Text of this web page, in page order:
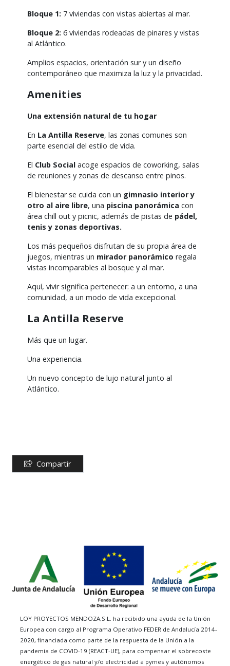
Bloque 1: 7 viviendas con vistas abiertas al mar.
Bloque 2: 6 viviendas rodeadas de pinares y vistas
al Atlántico.
Amplios espacios, orientación sur y un diseño
contemporáneo que maximiza la luz y la privacidad.
Amenities
Una extensión natural de tu hogar
En La Antilla Reserve, las zonas comunes son
parte esencial del estilo de vida.
El Club Social acoge espacios de coworking, salas
de reuniones y zonas de descanso entre pinos.
El bienestar se cuida con un gimnasio interior y
otro al aire libre, una piscina panorámica con
área chill out y picnic, además de pistas de pádel,
tenis y zonas deportivas.
Los más pequeños disfrutan de su propia área de
juegos, mientras un mirador panorámico regala
vistas incomparables al bosque y al mar.
Aquí, vivir significa pertenecer: a un entorno, a una
comunidad, a un modo de vida excepcional.
La Antilla Reserve
Más que un lugar.
Una experiencia.
Un nuevo concepto de lujo natural junto al
Atlántico.
Compartir
LOY PROYECTOS MENDOZA,S.L. ha recibido una ayuda de la Unión
Europea con cargo al Programa Operativo FEDER de Andalucía 2014-
2020, financiada como parte de la respuesta de la Unión a la
pandemia de COVID-19 (REACT-UE), para compensar el sobrecoste
energético de gas natural y/o electricidad a pymes y autónomos